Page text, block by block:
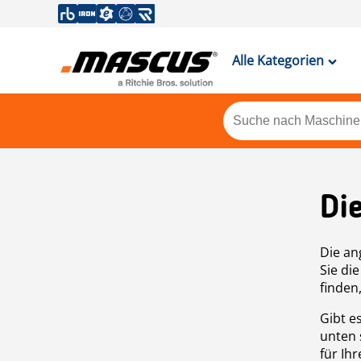
Alle Kategorien
Die
Sie
Gibt
unten
für